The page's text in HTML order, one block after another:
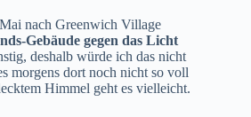
nach Greenwich Village
Gebäude gegen das Licht
deshalb würde ich das nicht
morgens dort noch nicht so voll
Himmel geht es vielleicht.